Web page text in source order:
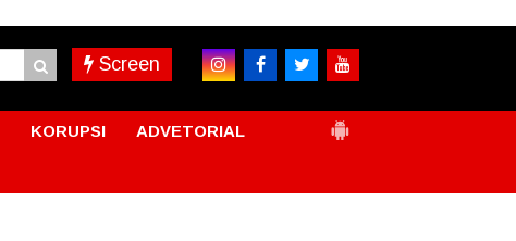
Screen
KORUPSI ADVETORIAL